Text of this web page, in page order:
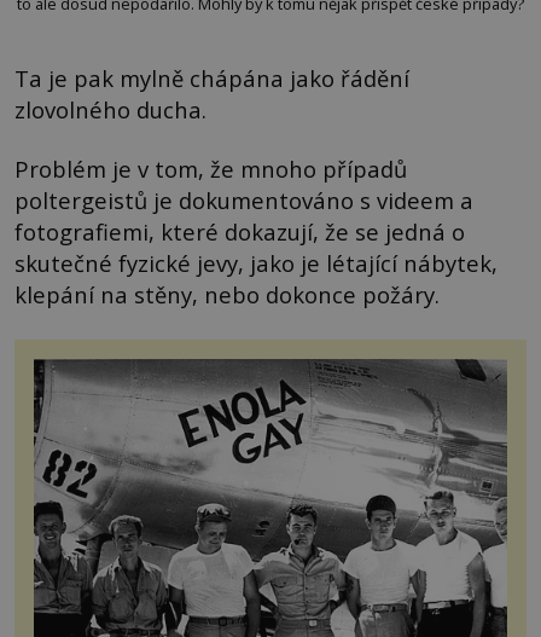
Ta je pak mylně chápána jako řádění
zlovolného ducha.
Problém je v tom, že mnoho případů
poltergeistů je dokumentováno s videem a
fotografiemi, které dokazují, že se jedná o
skutečné fyzické jevy, jako je létající nábytek,
klepání na stěny, nebo dokonce požáry.